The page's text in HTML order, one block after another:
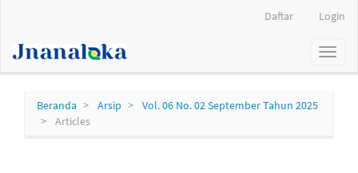
Utama
Daftar Login
Toggle
Beranda Arsip
Vol. 06 No. 02 September Tahun 2025
Articles